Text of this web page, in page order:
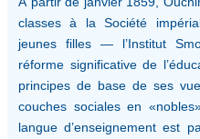
classes à la Société
jeunes filles — l’Institut
réforme significative de
principes de base de ses
couches sociales en
langue d’enseignement est